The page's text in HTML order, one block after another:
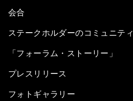
会合
ステークホルダーのコミュニティ
「フォーラム・ストーリー」
プレスリリース
フォトギャラリー